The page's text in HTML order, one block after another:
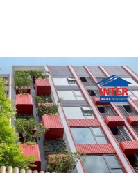
วี LED, ตู้เย็นขนาดใหญ่, เ